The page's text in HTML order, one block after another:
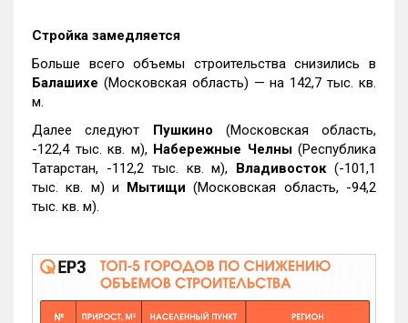
Стройка замедляется
Больше всего объемы строительства снизились в
Балашихе (Московская область) — на 142,7 тыс. кв.
м.
Далее следуют Пушкино (Московская область,
-122,4 тыс. кв. м), Набережные Челны(Республика
Татарстан, -112,2 тыс. кв. м), Владивосток(-101,1
тыс. кв. м) и Мытищи (Московская область, -94,2
тыс. кв. м).